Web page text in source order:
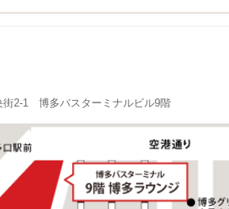
街2-1 博多バスターミナルビル9階